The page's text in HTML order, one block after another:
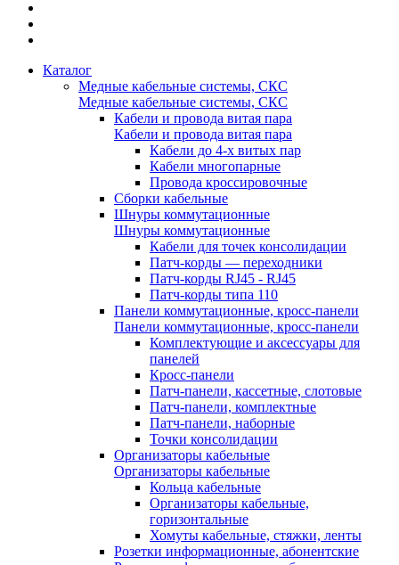
Каталог
Медные кабельные системы, СКС
Медные кабельные системы, СКС
Кабели и провода витая пара
Кабели и провода витая пара
Кабели до 4-х витых пар
Кабели многопарные
Провода кроссировочные
Сборки кабельные
Шнуры коммутационные
Шнуры коммутационные
Кабели для точек консолидации
Патч-корды — переходники
Патч-корды RJ45 - RJ45
Патч-корды типа 110
Панели коммутационные, кросс-панели
Панели коммутационные, кросс-панели
Комплектующие и аксессуары для
панелей
Кросс-панели
Патч-панели, кассетные, слотовые
Патч-панели, комплектные
Патч-панели, наборные
Точки консолидации
Организаторы кабельные
Организаторы кабельные
Кольца кабельные
Организаторы кабельные,
горизонтальные
Хомуты кабельные, стяжки, ленты
Розетки информационные, абонентские